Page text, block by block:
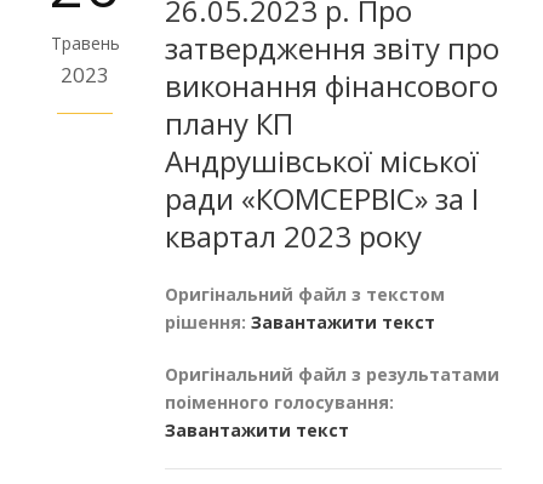
Травень
2023
26.05.2023 р. Про
затвердження звіту про
виконання фінансового
плану КП
Андрушівської міської
ради «КОМСЕРВІС» за І
квартал 2023 року
Оригінальний файл з текстом
рішення: Завантажити текст
Оригінальний файл з результатами
поіменного голосування:
Завантажити текст